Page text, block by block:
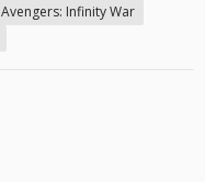
Avengers: Infinity War